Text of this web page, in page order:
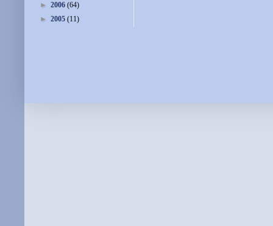
► 2006 (64)
► 2005 (11)